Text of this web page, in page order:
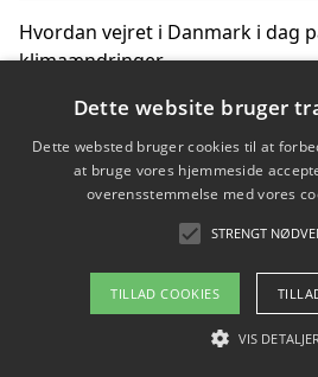
Hvordan vejret i Danmark i dag
klimaændringer
Hvordan klimaændringer
gaveønsker
Om / kontakt
Blog
Dette website bruger
Dette websted bruger cookies til at
at bruge vores hjemmeside
overensstemmelse med vores
STRENGT
TILLAD COOKIES
VIS